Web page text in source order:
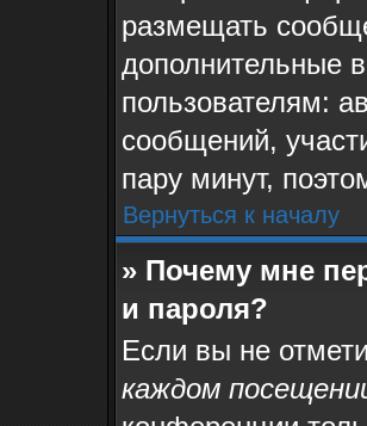
размещать
дополнительные
пользователям:
сообщений,
пару минут,
Вернуться к началу
» Почему мне
и пароля?
Если вы не
каждом